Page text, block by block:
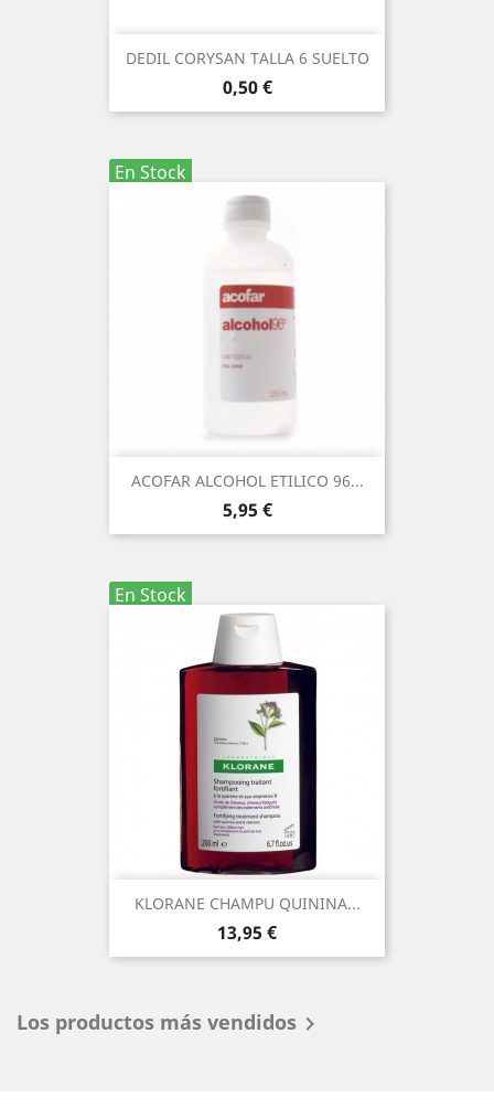
DEDIL CORYSAN TALLA 6 SUELTO
Precio
0,50 €
En Stock
ACOFAR ALCOHOL ETILICO 96...
Precio
5,95 €
En Stock
KLORANE CHAMPU QUININA...
Precio
13,95 €
Los productos más vendidos 